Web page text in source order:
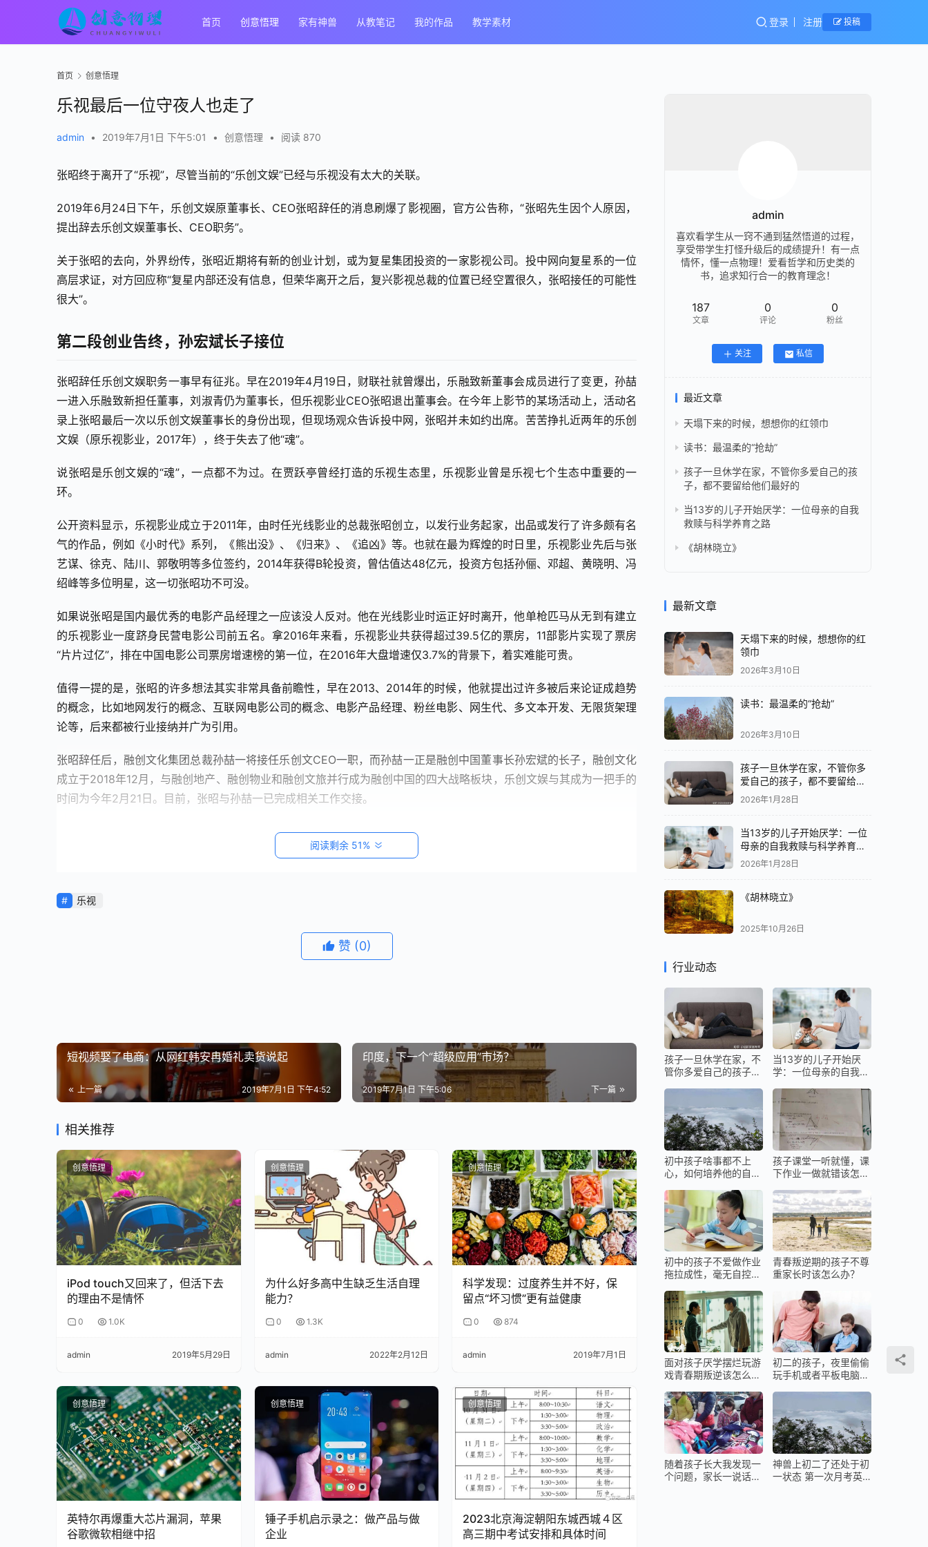
首页 创意悟理 家有神兽 从教笔记 我的作品 教学素材 登录 注册 投稿
首页 创意悟理
乐视最后一位守夜人也走了
admin • 2019年7月1日 下午5:01 • 创意悟理 • 阅读 870
张昭终于离开了“乐视”，尽管当前的“乐创文娱”已经与乐视没有太大的关联。
2019年6月24日下午，乐创文娱原董事长、CEO张昭辞任的消息刷爆了影视圈，官方公告称，“张昭先生因个人原因，
提出辞去乐创文娱董事长、CEO职务”。
关于张昭的去向，外界纷传，张昭近期将有新的创业计划，或为复星集团投资的一家影视公司。投中网向复星系的一位
高层求证，对方回应称“复星内部还没有信息，但荣华离开之后，复兴影视总裁的位置已经空置很久，张昭接任的可能性
很大”。
第二段创业告终，孙宏斌长子接位
张昭辞任乐创文娱职务一事早有征兆。早在2019年4月19日，财联社就曾爆出，乐融致新董事会成员进行了变更，孙喆
一进入乐融致新担任董事，刘淑青仍为董事长，但乐视影业CEO张昭退出董事会。在今年上影节的某场活动上，活动名
录上张昭最后一次以乐创文娱董事长的身份出现，但现场观众告诉投中网，张昭并未如约出席。苦苦挣扎近两年的乐创
文娱（原乐视影业，2017年），终于失去了他“魂”。
说张昭是乐创文娱的“魂”，一点都不为过。在贾跃亭曾经打造的乐视生态里，乐视影业曾是乐视七个生态中重要的一
环。
公开资料显示，乐视影业成立于2011年，由时任光线影业的总裁张昭创立，以发行业务起家，出品或发行了许多颇有名
气的作品，例如《小时代》系列，《熊出没》、《归来》、《追凶》等。也就在最为辉煌的时日里，乐视影业先后与张
艺谋、徐克、陆川、郭敬明等多位签约，2014年获得B轮投资，曾估值达48亿元，投资方包括孙俪、邓超、黄晓明、冯
绍峰等多位明星，这一切张昭功不可没。
如果说张昭是国内最优秀的电影产品经理之一应该没人反对。他在光线影业时运正好时离开，他单枪匹马从无到有建立
的乐视影业一度跻身民营电影公司前五名。拿2016年来看，乐视影业共获得超过39.5亿的票房，11部影片实现了票房
“片片过亿”，排在中国电影公司票房增速榜的第一位，在2016年大盘增速仅3.7%的背景下，着实难能可贵。
值得一提的是，张昭的许多想法其实非常具备前瞻性，早在2013、2014年的时候，他就提出过许多被后来论证成趋势
的概念，比如地网发行的概念、互联网电影公司的概念、电影产品经理、粉丝电影、网生代、多文本开发、无限货架理
论等，后来都被行业接纳并广为引用。
张昭辞任后，融创文化集团总裁孙喆一将接任乐创文CEO一职，而孙喆一正是融创中国董事长孙宏斌的长子，融创文化
成立于2018年12月，与融创地产、融创物业和融创文旅并行成为融创中国的四大战略板块，乐创文娱与其成为一把手的
时间为今年2月21日。目前，张昭与孙喆一已完成相关工作交接。
时候，离开还是坚守？如果坚守，坚守的方向是否正确，在这些判断上都出现了失误”。
但却不能否认，张昭着实有点“倒霉”。如果单从乐视影业这一“产品”上看，无论是投资人、旗下的导演明星阵容、还是决
注入工作，消息放出，乐视网股票一路涨停。但现实再度把张昭坑了一把，先是并入上市公司重组的进程一度搁浅，估
值缩水，接着就是《长城》、《爵迹》等电影的接连失利，业绩对赌未能完成……尽管如此，乐视影业仍然是乐视的七
大生态里唯一赚钱的一环。
融创中国的公告显示，截至2017年一季度末，乐视影业的其他应收款高达17.75亿元。而这一数据，在2015年和2016年
分别为7341.44万元、18.52亿元。也就是说，2016年年初到2017年第一季度，乐视影业的其他应收账款增长23倍多！
这其中，几乎全部来自于乐视控股的欠款，为17.08亿元，占比超过96%。这个数字，相当于乐视影业2016年总资产的
50%和营业收入的155%。而在2017年4月，为了解决国泰君安证券到期的股权质押贷款，贾跃亭又从乐视影业处借走了
3亿元——而这3亿元是乐视影业账面上最后的现金流。
《人物》杂志曾记录了乐视影业最后的弹药借出去的细节。“直到凌晨3点，张昭都没有吃晚饭，将近60个烟蒂堆在面前
的烟灰缸里……张昭的手机持续不断的响，打进来的电话有贾跃亭的，也有孙宏斌的”，漫长而又痛苦的一宿过去，下属
来打探他的决定，“还是得借”，张昭仍然感念贾跃亭曾给他的支持和信任。
昭告诉《人物》杂志。
乐视分崩瓦解，但乐视影业有了后来的故事。2017年1月，孙宏斌以人民币10.5亿元的代价收购了乐视影业15%的股权；
2017年11月，为了拿到融创17.9亿元的借款与不超过30亿元的担保，乐视又将旗下多家公司的股权质押给了融创，其
中，又包含 乐视影业21.8%的股权质押；2017年12月25日，融创中国继续对乐视影业进行增资。当日晚间，乐视网于
发布的重大资产重组进展公告中透露，天津嘉睿汇鑫企业管理有限公司（下称“天津嘉睿”）拟对乐视影业进行增资，增
资后前者持有后者的股权比例将升至40.75%。
至此，融创已成为乐视影业的第一大股东，贾跃亭的话语权进一步消解。
后面的故事就世人皆知了。2017年11月，乐视影业更名为“新乐视文娱”，2018年3月，再次更名乐创文娱，在企业的战
阅读剩余 51%
乐视
赞 (0)
短视频娶了电商：从网红韩安冉婚礼卖货说起
上一篇 2019年7月1日 下午4:52
印度，下一个“超级应用”市场？
下一篇
2019年7月1日 下午5:06
相关推荐
创意悟理
iPod touch又回来了，但活下去
的理由不是情怀
0 1.0K
admin 2019年5月29日
创意悟理
为什么好多高中生缺乏生活自理
能力？
0 1.3K
admin 2022年2月12日
创意悟理
科学发现：过度养生并不好，保
留点“坏习惯”更有益健康
0 874
admin 2019年7月1日
创意悟理
英特尔再爆重大芯片漏洞，苹果
谷歌微软相继中招
创意悟理
锤子手机启示录之：做产品与做
企业
创意悟理
2023北京海淀朝阳东城西城４区
高三期中考试安排和具体时间
admin
喜欢看学生从一窍不通到猛然悟道的过程，
享受带学生打怪升级后的成绩提升！有一点
情怀，懂一点物理！爱看哲学和历史类的
书，追求知行合一的教育理念！
187
文章
0
评论
0
粉丝
关注 私信
最近文章
天塌下来的时候，想想你的红领巾
读书：最温柔的“抢劫”
孩子一旦休学在家，不管你多爱自己的孩
子，都不要留给他们最好的
当13岁的儿子开始厌学：一位母亲的自我
救赎与科学养育之路
《胡林晓立》
最新文章
天塌下来的时候，想想你的红
领巾
2026年3月10日
读书：最温柔的“抢劫”
2026年3月10日
孩子一旦休学在家，不管你多
爱自己的孩子，都不要留给他
们最好的
2026年1月28日
当13岁的儿子开始厌学：一位
母亲的自我救赎与科学养育之
路
2026年1月28日
《胡林晓立》
2025年10月26日
行业动态
孩子一旦休学在家，不
管你多爱自己的孩子，
当13岁的儿子开始厌
学：一位母亲的自我救
初中孩子啥事都不上
心，如何培养他的自主
孩子课堂一听就懂，课
下作业一做就错该怎么
初中的孩子不爱做作业
拖拉成性，毫无自控力
青春叛逆期的孩子不尊
重家长时该怎么办？
面对孩子厌学摆烂玩游
戏青春期叛逆该怎么
初二的孩子，夜里偷偷
玩手机或者平板电脑该
随着孩子长大我发现一
个问题，家长一说话孩
神兽上初二了还处于初
一状态 第一次月考英